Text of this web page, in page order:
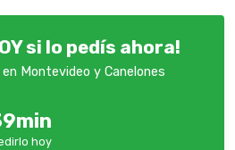
si lo pedís ahora!
en Montevideo y Canelones
hoy